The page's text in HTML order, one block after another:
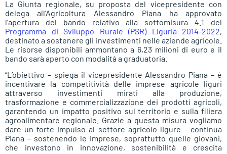
La Giunta regionale, su proposta del vicepresidente con
delega all’Agricoltura Alessandro Piana ha approvato
l’apertura del bando relativo alla sottomisura 4.1 del
Programma di Sviluppo Rurale (PSR) Liguria 2014-2022,
destinato a sostenere gli investimenti nelle aziende agricole.
Le risorse disponibili ammontano a 6,23 milioni di euro e il
bando sarà aperto con modalità a graduatoria.
“L’obiettivo – spiega il vicepresidente Alessandro Piana – è
incentivare la competitività delle imprese agricole liguri
attraverso investimenti mirati alla produzione,
trasformazione e commercializzazione dei prodotti agricoli,
garantendo un impatto positivo sul territorio e sulla filiera
agroalimentare regionale. Grazie a questa misura vogliamo
dare un forte impulso al settore agricolo ligure – continua
Piana – sostenendo le imprese, soprattutto quelle giovani,
che investono in innovazione, sostenibilità e crescita